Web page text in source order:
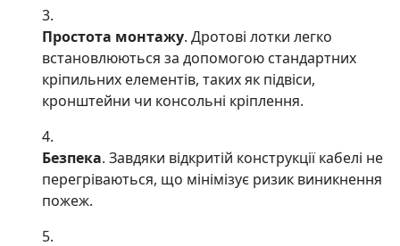
Простота монтажу. Дротові лотки легко
встановлюються за допомогою стандартних
кріпильних елементів, таких як підвіси,
кронштейни чи консольні кріплення.
Безпека. Завдяки відкритій конструкції кабелі не
перегріваються, що мінімізує ризик виникнення
пожеж.